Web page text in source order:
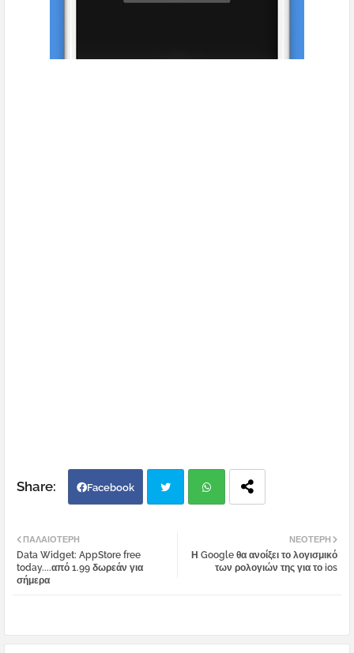
Facebook
atsa
ΝΕΌΤΕΡΗ
Η Google θα ανοίξει το λογισμικό
των ρολογιών της για το ios
ΠΑΛΑΙΌΤΕΡΗ
Data Widget: AppStore free
today....από 1.99 δωρεάν για
σήμερα